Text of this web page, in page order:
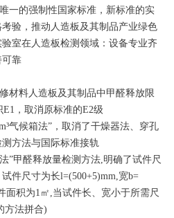
一的强制性国家标准，新标准的实
验，推动人造板及其制品产业绿色
室在人造板检测领域：设备专业齐
可靠
材料人造板及其制品中甲醛释放限
E1，取消原标准的E2级
气候箱法”，取消了干燥器法、穿孔
方法与国际标准接轨
”甲醛释放量检测方法,明确了试件尺
件尺寸为长l=(500+5)mm,宽b=
面积为1㎡,当试件长、宽小于所需尺
方法拼合)